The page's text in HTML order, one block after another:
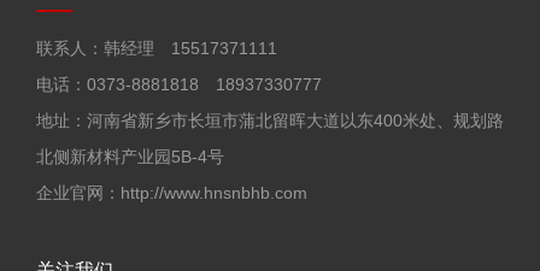
联系人：韩经理 15517371111
电话：0373-8881818 18937330777
地址：河南省新乡市长垣市蒲北留晖大道以东400米处、规划路
北侧新材料产业园5B-4号
企业官网：http://www.hnsnbhb.com